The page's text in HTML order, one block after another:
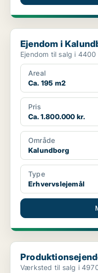
Ejendom i Kalundborg
Ejendom i
Ejendom til salg i
Areal
Ca. 195 m2
Pris
Ca. 1.800.000 kr.
Område
Kalundborg
Type
Erhvervslejemål
Produktionsejendom i
Værksted til salg i